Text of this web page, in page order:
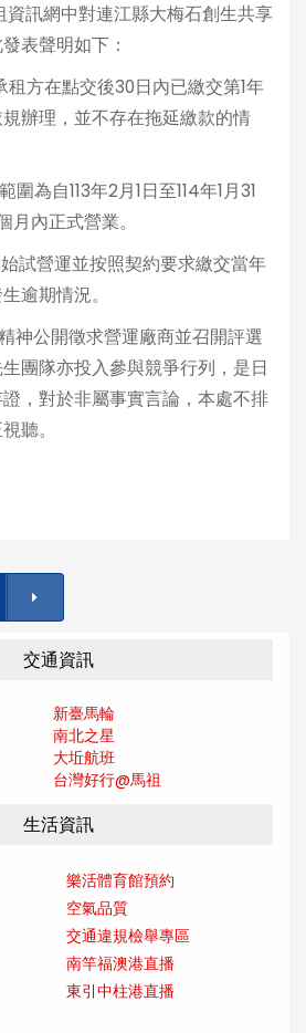
資訊網中對連江縣大梅石創生共享
表聲明如下：
租方在點交後30日內已繳交第1年
辦理，並不存在拖延繳款的情
為自113年2月1日至114年1月31
月內正式營業。
試營運並按照契約要求繳交當年
逾期情況。
神公開徵求營運廠商並召開評選
團隊亦投入參與競爭行列，是日
，對於非屬事實言論，本處不排
聽。
交通資訊
新臺馬輪
南北之星
大坵航班
台灣好行@馬祖
生活資訊
樂活體育館預約
空氣品質
交通違規檢舉專區
南竿福澳港直播
東引中柱港直播